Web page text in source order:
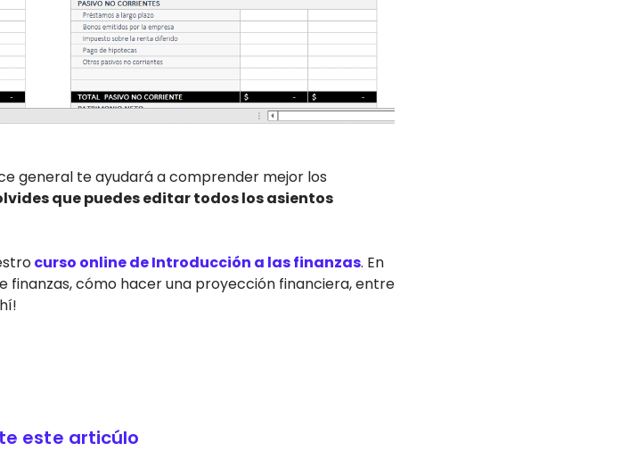
general te ayudará a comprender mejor los
que puedes editar todos los asientos
curso online de Introducción a las finanzas. En
cómo hacer una proyección financiera, entre
este articúlo